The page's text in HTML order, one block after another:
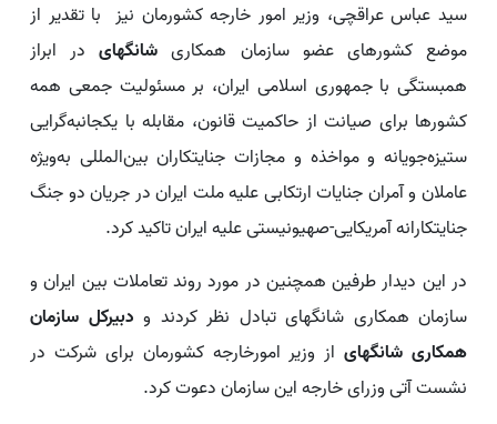
سید عباس عراقچی، وزیر امور خارجه کشورمان نیز با تقدیر از
موضع کشورهای عضو سازمان همکاری شانگهای در ابراز
همبستگی با جمهوری اسلامی ایران، بر مسئولیت جمعی همه
کشورها برای صیانت از حاکمیت قانون، مقابله با یکجانبه‌گرایی
ستیزه‌جویانه و مواخذه و مجازات جنایتکاران بین‌المللی به‌ویژه
عاملان و آمران جنایات ارتکابی علیه ملت ایران در جریان دو جنگ
جنایتکارانه آمریکایی-صهیونیستی علیه ایران تاکید کرد.
در این دیدار طرفین همچنین در مورد روند تعاملات بین ایران و
سازمان همکاری شانگهای تبادل نظر کردند و دبیرکل سازمان
همکاری شانگهای از وزیر امورخارجه کشورمان برای شرکت در
نشست آتی وزرای خارجه این سازمان دعوت کرد.